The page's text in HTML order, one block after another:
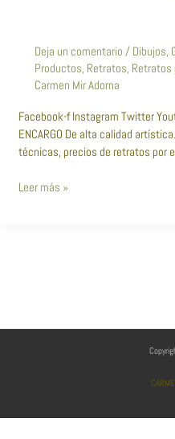
Deja un comentario / Dibujos
Productos Retratos Retratos
Carmen Mir Adorna
Facebook-f Instagram Twitter
ENCARGO De alta calidad
técnicas, precios de retratos
Leer más »